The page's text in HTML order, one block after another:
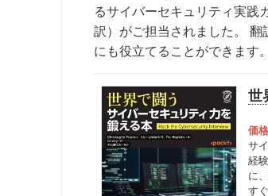
るサイバーセキュリティ実践
訳）がご担当されました。
にも役立てることができます。
世
価
サ
経
に
す